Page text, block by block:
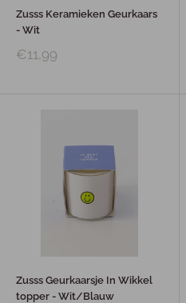
Zusss Keramieken Geurkaars
- Wit
€11,99
Zusss Geurkaarsje In Wikkel
topper - Wit/Blauw